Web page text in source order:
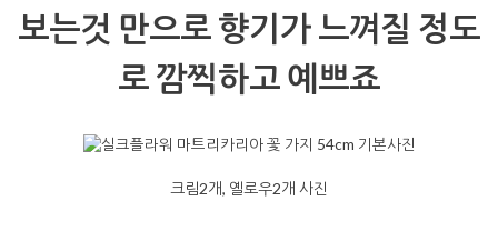
보는것 만으로 향기가 느껴질 정도
로 깜찍하고 예쁘죠
크림2개, 옐로우2개 사진